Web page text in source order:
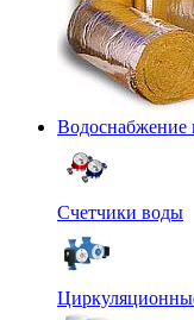
Водоснабжение
Счетчики воды